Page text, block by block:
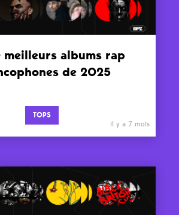
meilleurs albums rap
de 2025
TOPS
il y a 7 mois